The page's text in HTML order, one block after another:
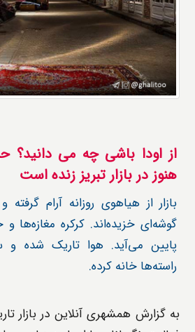
از اودا باشی چه می دانید؟
هنوز در بازار تبریز زنده است
بازار از هیاهوی روزانه آرام
گوشه‌ای خزیده‌اند. کرکره
پایین می‌آید. هوا تاریک شده و
راسته‌ها خانه کرده.
به گزارش همشهری ‌آنلاین در بازار